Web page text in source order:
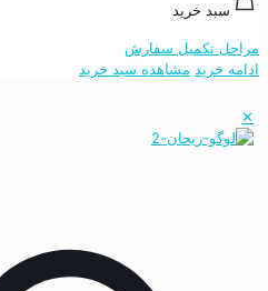
سبد خرید
مراحل تکمیل سفارش
ادامه خرید مشاهده سبد خرید
✕